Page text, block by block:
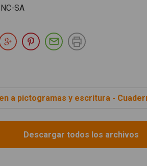
SA
en Facebook
Compartir en Twitter
Compartir en Google Plus
Compartir en Pinterest
Compartir por E-
a pictogramas y escritura -